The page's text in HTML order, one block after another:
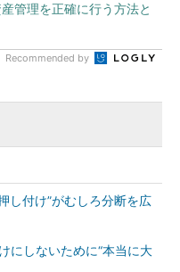
管理を正確に行う方法と
Recommended by
し付け”がむしろ分断を広
にしないために“本当に大